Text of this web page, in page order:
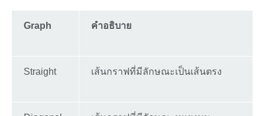
Graph คำอธิบาย
Straight เส้นกราฟที่มีลักษณะเป็นเส้นตรง